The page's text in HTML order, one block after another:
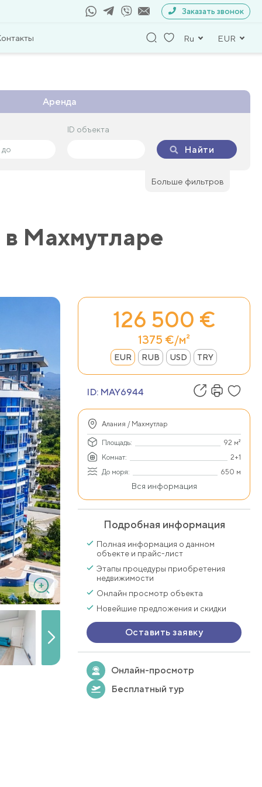
Заказать звонок
Ru EUR
Аренда
ID объекта
Найти
Больше фильтров
ID объекта
Найти
в Махмутларе
126 500 €
1375 €/м²
EUR RUB USD TRY
ID: MAY6944
Алания / Махмутлар
Площадь:
92 м²
Комнат:
2+1
До моря:
650 м
Вся информация
Подробная информация
Полная информация о данном
объекте и прайс-лист
Этапы процедуры приобретения
недвижимости
Онлайн просмотр объекта
Новейшие предложения и скидки
Оставить заявку
Онлайн-просмотр
Бесплатный тур